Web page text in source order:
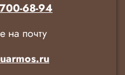
68-94
на почту